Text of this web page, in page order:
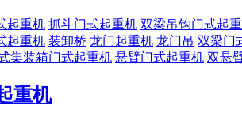
起重机 抓斗门式起重机 双梁吊钩门式起
起重机 装卸桥 龙门起重机 龙门吊 双梁门
集装箱门式起重机 悬臂门式起重机 双悬
重机